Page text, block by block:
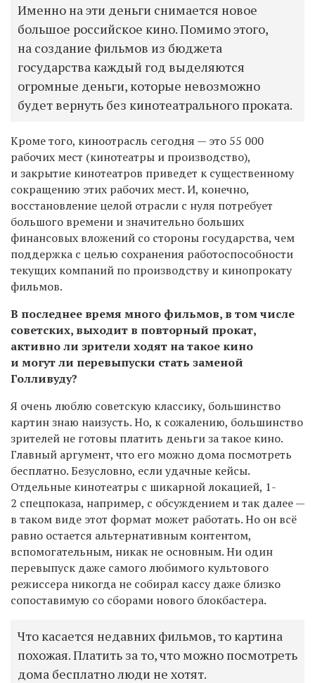
Именно на эти деньги снимается новое
большое российское кино. Помимо этого,
на создание фильмов из бюджета
государства каждый год выделяются
огромные деньги, которые невозможно
будет вернуть без кинотеатрального проката.
Кроме того, киноотрасль сегодня — это 55 000
рабочих мест (кинотеатры и производство),
и закрытие кинотеатров приведет к существенному
сокращению этих рабочих мест. И, конечно,
восстановление целой отрасли с нуля потребует
большого времени и значительно больших
финансовых вложений со стороны государства, чем
поддержка с целью сохранения работоспособности
текущих компаний по производству и кинопрокату
фильмов.
В последнее время много фильмов, в том числе
советских, выходит в повторный прокат,
активно ли зрители ходят на такое кино
и могут ли перевыпуски стать заменой
Голливуду?
Я очень люблю советскую классику, большинство
картин знаю наизусть. Но, к сожалению, большинство
зрителей не готовы платить деньги за такое кино.
Главный аргумент, что его можно дома посмотреть
бесплатно. Безусловно, если удачные кейсы.
Отдельные кинотеатры с шикарной локацией, 1-
2 спецпоказа, например, с обсуждением и так далее —
в таком виде этот формат может работать. Но он всё
равно остается альтернативным контентом,
вспомогательным, никак не основным. Ни один
перевыпуск даже самого любимого культового
режиссера никогда не собирал кассу даже близко
сопоставимую со сборами нового блокбастера.
Что касается недавних фильмов, то картина
похожая. Платить за то, что можно посмотреть
дома бесплатно люди не хотят.